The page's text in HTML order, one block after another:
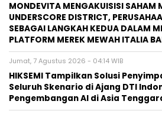
MONDEVITA MENGAKUISISI SAHAM
UNDERSCORE DISTRICT,
SEBAGAI LANGKAH KEDUA DALAM
PLATFORM MEREK MEWAH ITALIA
Jumat, 7 Agustus 2026 - 04:14 WIB
HIKSEMI Tampilkan Solusi
Seluruh Skenario di Ajang DTI
Pengembangan AI di Asia